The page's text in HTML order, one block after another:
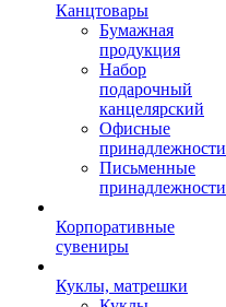
Канцтовары
Бумажная
продукция
Набор
подарочный
канцелярский
Офисные
принадлежности
Письменные
принадлежности
Корпоративные
сувениры
Куклы, матрешки